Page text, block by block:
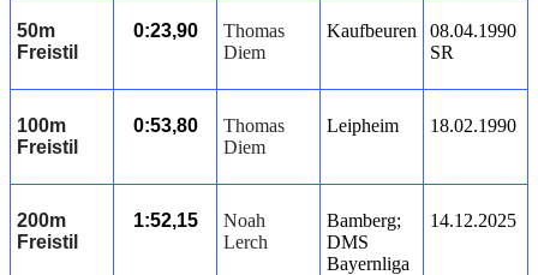
50m
Freistil
0:23,90
Thomas
Diem
Kaufbeuren
08.04.1990
SR
100m
Freistil
0:53,80
Thomas
Diem
Leipheim 18.02.1990
200m
Freistil
1:52,15
Noah
Lerch
Bamberg;
DMS
Bayernliga
14.12.2025